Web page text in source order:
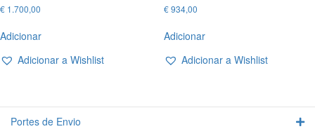
€ 1.700,00
Adicionar
Adicionar a Wishlist
€934,00
Adicionar
Adicionar a Wishlist
Portes de Envio